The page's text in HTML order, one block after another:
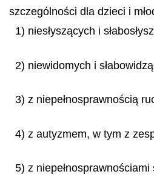
szczególności dla dzieci i
1) niesłyszących i
2) niewidomych i
3) z niepełnosprawnością
4) z autyzmem, w tym z
5) z